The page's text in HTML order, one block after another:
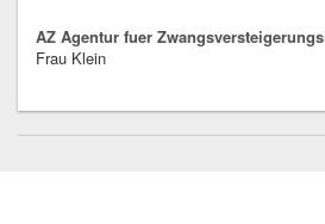
AZ Agentur fuer
Frau Klein